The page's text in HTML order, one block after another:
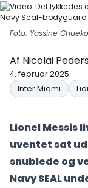
Foto: Yassine
Af Nicolai
4. februar 2025
Inter Miami
Lionel Messis
uventet sat
snublede og
Navy SEAL